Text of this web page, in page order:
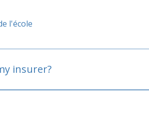
l'école
insurer?